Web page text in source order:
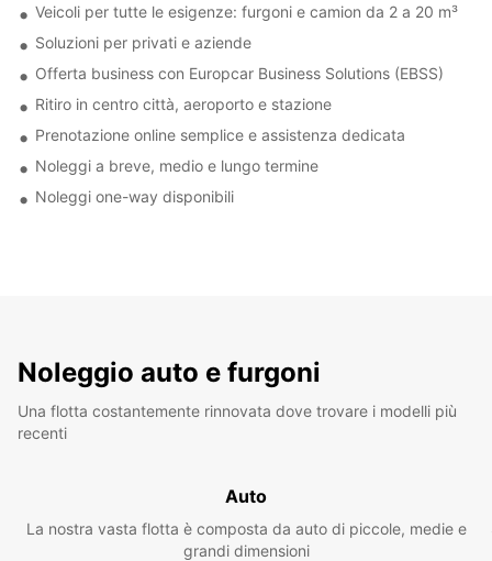
Veicoli per tutte le esigenze: furgoni e camion da 2 a 20 m³
Soluzioni per privati e aziende
Offerta business con Europcar Business Solutions (EBSS)
Ritiro in centro città, aeroporto e stazione
Prenotazione online semplice e assistenza dedicata
Noleggi a breve, medio e lungo termine
Noleggi one-way disponibili
Noleggio auto e furgoni
Una flotta costantemente rinnovata dove trovare i modelli più
recenti
Auto
La nostra vasta flotta è composta da auto di piccole, medie e
grandi dimensioni